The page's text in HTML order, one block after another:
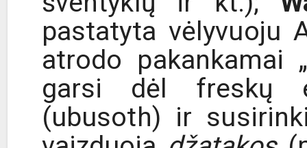
pastatyta vėlyvuoju
atrodo pakankamai
garsi dėl freskų
(ubusoth) ir